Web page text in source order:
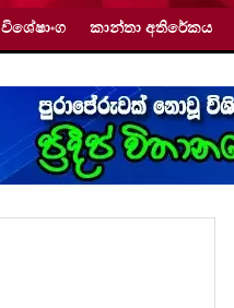
විශේෂාංග කාන්තා අතිරේකය